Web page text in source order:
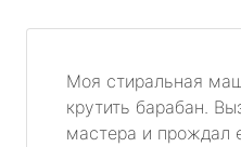
Моя стиральная
крутить барабан.
мастера и прождал